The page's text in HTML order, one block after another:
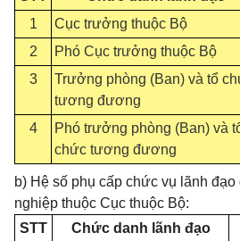
1
Cục trưởng thuộc Bộ
2
Phó Cục trưởng thuộc Bộ
3
Trưởng phòng (Ban) và tổ
tương đương
4
Phó trưởng phòng (Ban) và
chức tương đương
b) Hệ số phụ cấp chức vụ lãnh
nghiệp thuộc Cục thuộc Bộ:
STT
Chức danh lãnh đạo